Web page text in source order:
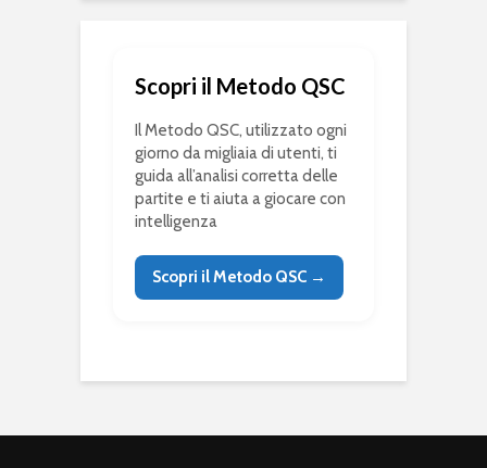
Scopri il Metodo QSC
Il Metodo QSC, utilizzato ogni
giorno da migliaia di utenti, ti
guida all’analisi corretta delle
partite e ti aiuta a giocare con
intelligenza
Scopri il Metodo QSC →